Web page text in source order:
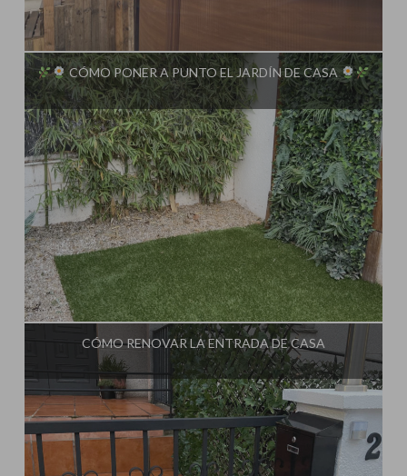
CÓMO PONER A PUNTO EL JARDÍN DE CASA
Influencer:Steffido
CÓMO RENOVAR LA ENTRADA DE CASA